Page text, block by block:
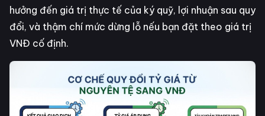
hưởng đến giá trị thực tế của ký quỹ, lợi nhuận sau quy
đổi, và thậm chí mức dừng lỗ nếu bạn đặt theo giá trị
VNĐ cố định.